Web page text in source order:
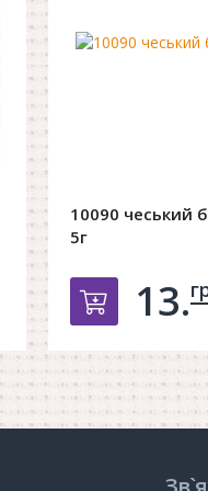
10090 чеський
5г
13.